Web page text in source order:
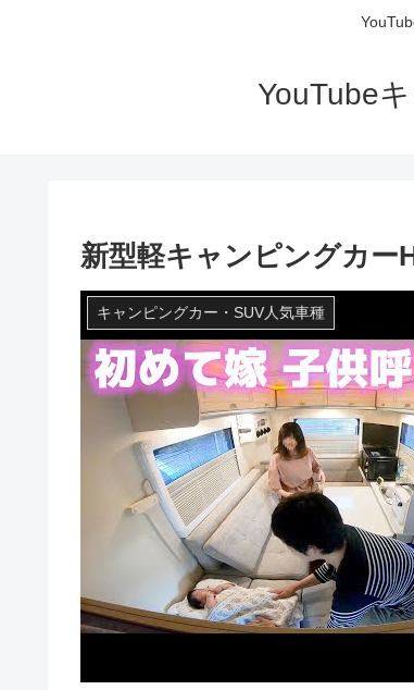
YouTube
新型軽キャンピングカー
キャンピングカー・SUV人気車種